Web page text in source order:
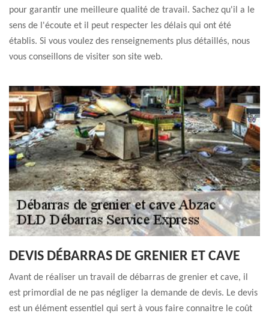
pour garantir une meilleure qualité de travail. Sachez qu'il a le
sens de l'écoute et il peut respecter les délais qui ont été
établis. Si vous voulez des renseignements plus détaillés, nous
vous conseillons de visiter son site web.
DEVIS DÉBARRAS DE GRENIER ET CAVE
Avant de réaliser un travail de débarras de grenier et cave, il
est primordial de ne pas négliger la demande de devis. Le devis
est un élément essentiel qui sert à vous faire connaitre le coût